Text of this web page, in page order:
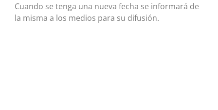
Cuando se tenga una nueva fecha se informará de
la misma a los medios para su difusión.